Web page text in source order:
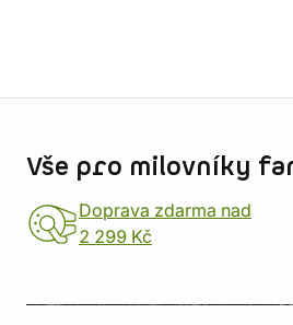
Vše pro milovníky
Doprava zdarma nad
2 299 Kč